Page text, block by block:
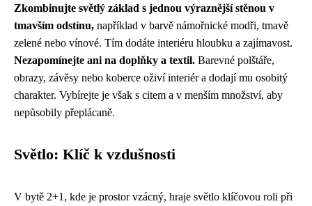
Zkombinujte světlý základ s jednou výraznější stěnou v
tmavším odstínu, například v barvě námořnické modři, tmavě
zelené nebo vínové. Tím dodáte interiéru hloubku a zajímavost.
Nezapomínejte ani na doplňky a textil. Barevné polštáře,
obrazy, závěsy nebo koberce oživí interiér a dodají mu osobitý
charakter. Vybírejte je však s citem a v menším množství, aby
nepůsobily přeplácaně.
Světlo: Klíč k vzdušnosti
V bytě 2+1, kde je prostor vzácný, hraje světlo klíčovou roli při